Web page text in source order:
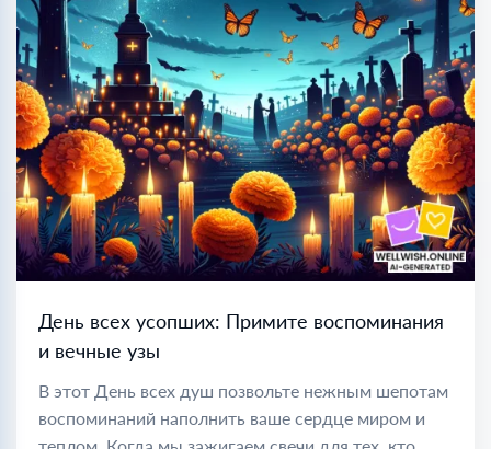
День всех усопших: Примите воспоминания
и вечные узы
В этот День всех душ позвольте нежным шепотам
воспоминаний наполнить ваше сердце миром и